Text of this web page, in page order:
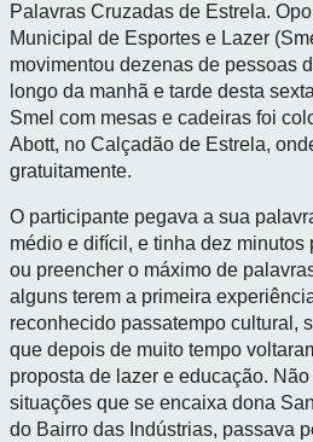
Palavras Cruzadas de Estrela.
Municipal de Esportes e Lazer
movimentou dezenas de pessoas
longo da manhã e tarde desta
Smel com mesas e cadeiras foi
Abott, no Calçadão de Estrela,
gratuitamente.
O participante pegava a sua
médio e difícil, e tinha dez minutos
ou preencher o máximo de
alguns terem a primeira
reconhecido passatempo cultural,
que depois de muito tempo
proposta de lazer e educação.
situações que se encaixa dona
do Bairro das Indústrias, passava